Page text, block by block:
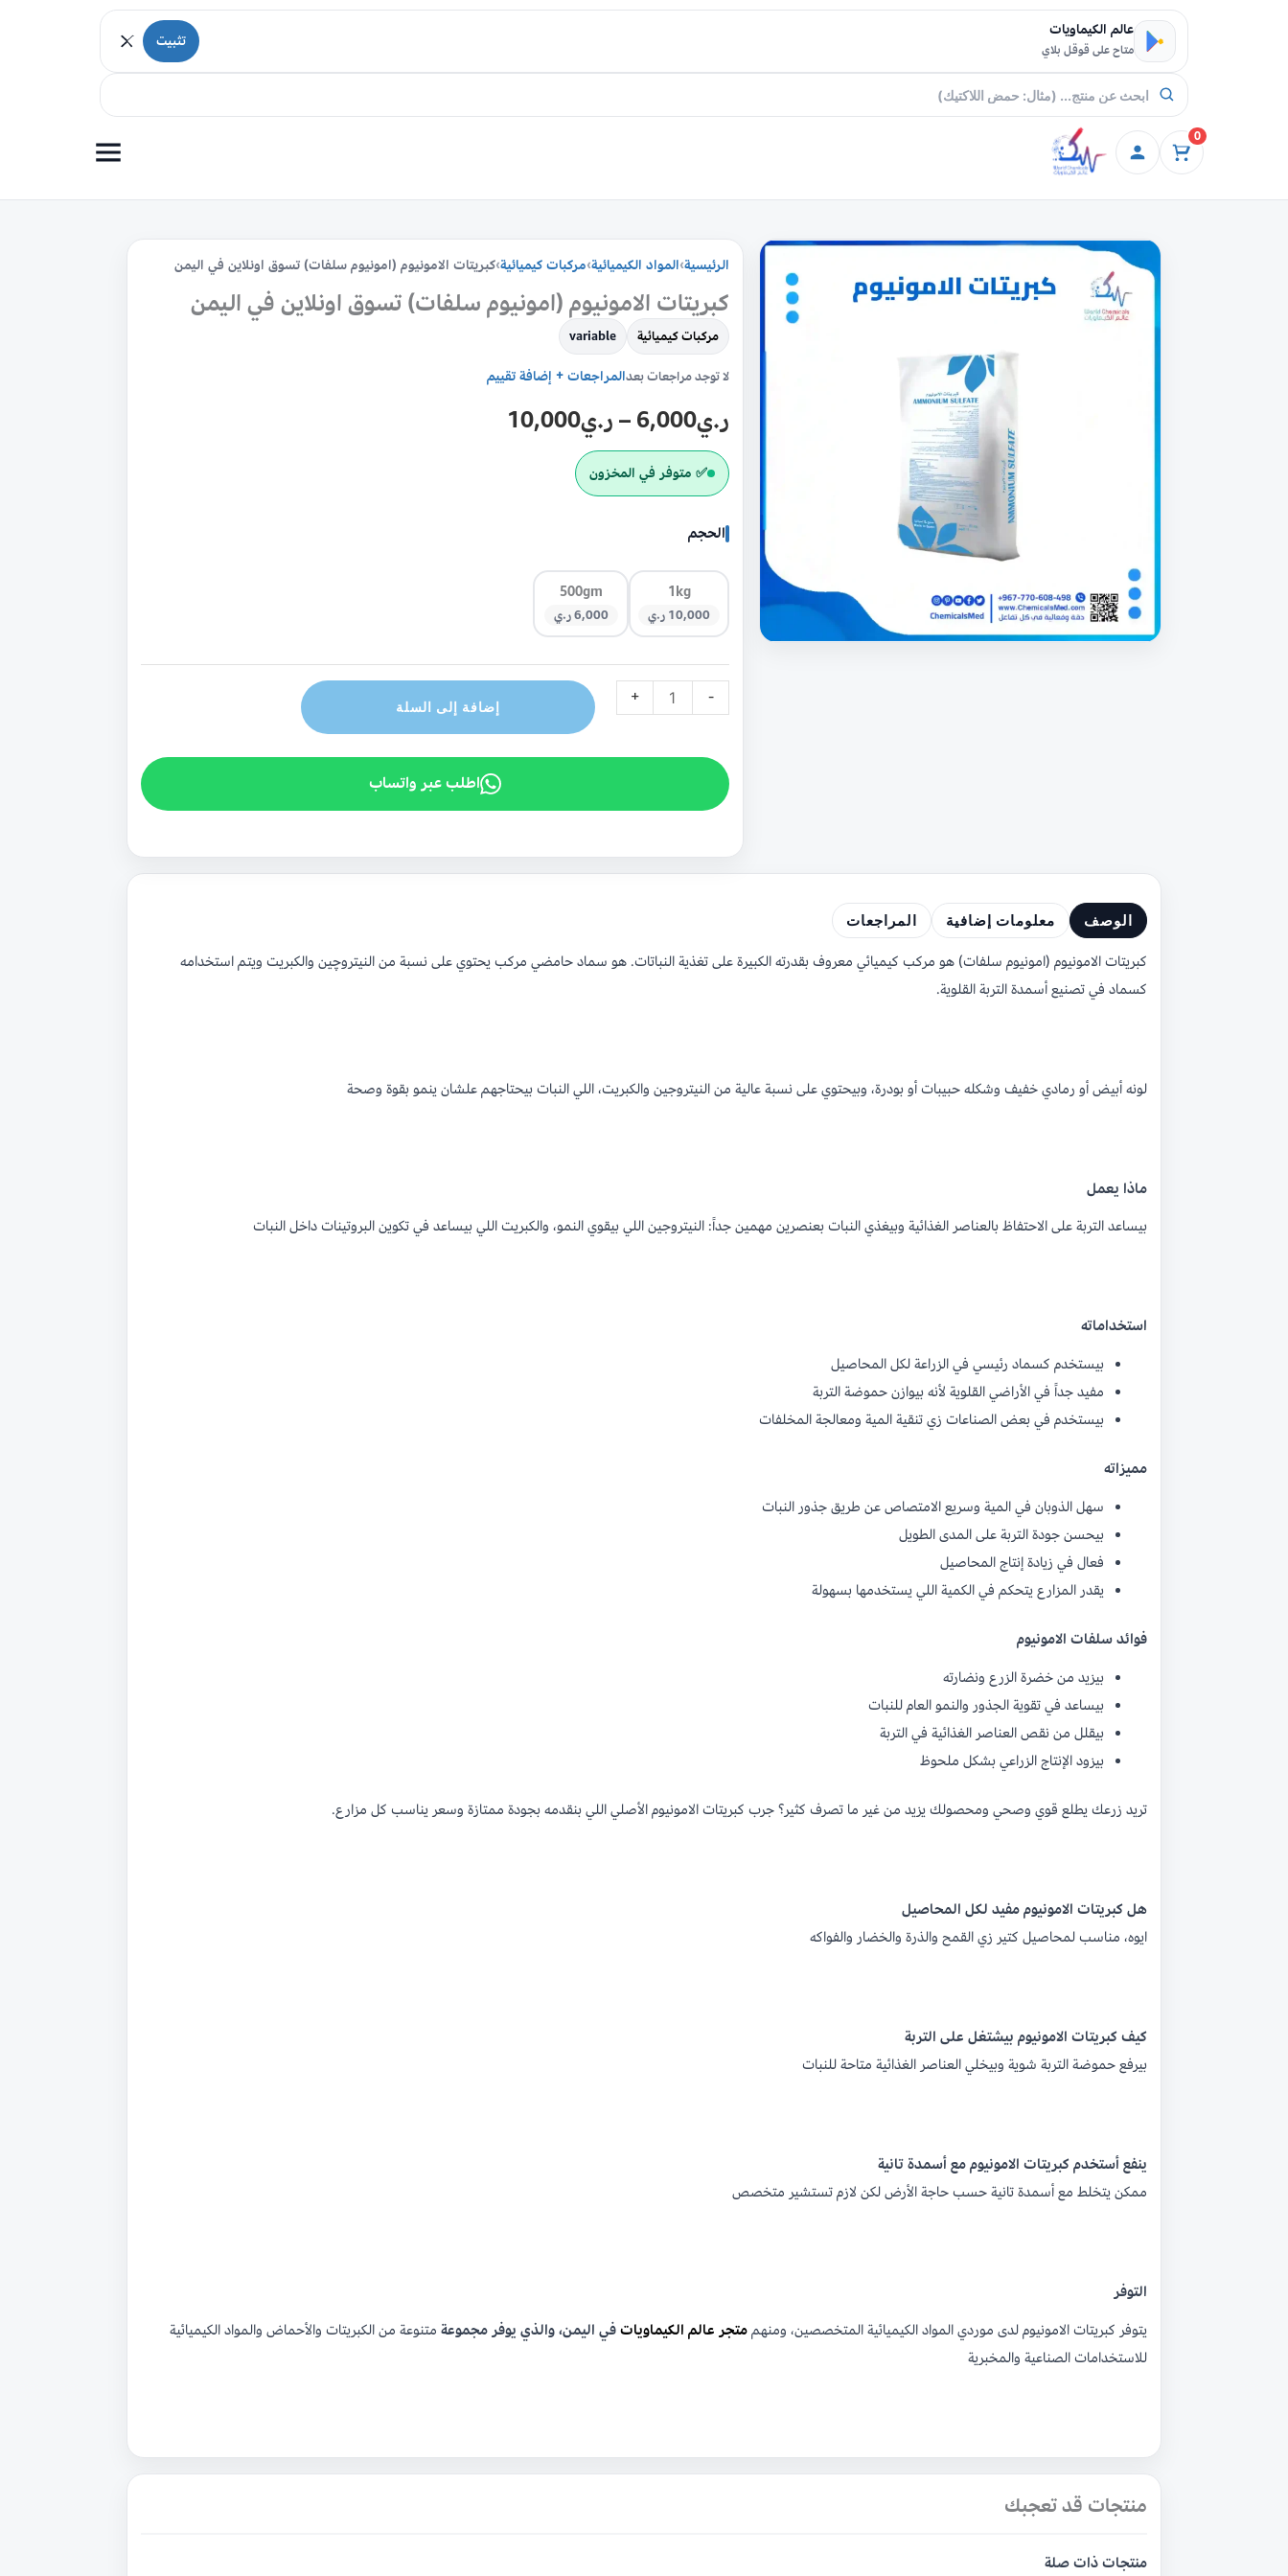
عالم الكيماويات
متاح على قوقل بلاي تثبيت
0
الرئيسية›المواد الكيميائية›مركبات كيميائية›كبريتات الامونيوم (امونيوم سلفات) تسوق اونلاين في اليمن
كبريتات الامونيوم (امونيوم سلفات) تسوق اونلاين في اليمن
مركبات كيميائية variable
لا توجد مراجعات بعدالمراجعات + إضافة تقييم
ر.ي6,000
–ر.ي10,000
✅ متوفر في المخزون
الحجم
1kg
10,000 ر.ي
500gm
6,000 ر.ي
-
كمية
كبريتات
الامونيوم
(امونيوم
سلفات)
تسوق
اونلاين
في
اليمن
+ إضافة إلى السلة
اطلب عبر واتساب
الوصف معلومات إضافية المراجعات
كبريتات الامونيوم (امونيوم سلفات) هو مركب كيميائي معروف بقدرته الكبيرة على تغذية النباتات. هو سماد حامضي مركب يحتوي على نسبة من النيتروچين والكبريت ويتم استخدامه
كسماد في تصنيع أسمدة التربة القلوية.
لونه أبيض أو رمادي خفيف وشكله حبيبات أو بودرة، وبيحتوي على نسبة عالية من النيتروجين والكبريت، اللي النبات بيحتاجهم علشان ينمو بقوة وصحة
ماذا يعمل
بيساعد التربة على الاحتفاظ بالعناصر الغذائية وبيغذي النبات بعنصرين مهمين جداً: النيتروجين اللي بيقوي النمو، والكبريت اللي بيساعد في تكوين البروتينات داخل النبات
استخداماته
بيستخدم كسماد رئيسي في الزراعة لكل المحاصيل
مفيد جداً في الأراضي القلوية لأنه بيوازن حموضة التربة
بيستخدم في بعض الصناعات زي تنقية المية ومعالجة المخلفات
مميزاته
سهل الذوبان في المية وسريع الامتصاص عن طريق جذور النبات
بيحسن جودة التربة على المدى الطويل
فعال في زيادة إنتاج المحاصيل
يقدر المزارع يتحكم في الكمية اللي يستخدمها بسهولة
فوائد سلفات الامونيوم
بيزيد من خضرة الزرع ونضارته
بيساعد في تقوية الجذور والنمو العام للنبات
بيقلل من نقص العناصر الغذائية في التربة
بيزود الإنتاج الزراعي بشكل ملحوظ
تريد زرعك يطلع قوي وصحي ومحصولك يزيد من غير ما تصرف كثير؟ جرب كبريتات الامونيوم الأصلي اللي بنقدمه بجودة ممتازة وسعر يناسب كل مزارع.
هل كبريتات الامونيوم مفيد لكل المحاصيل
ايوه، مناسب لمحاصيل كتير زي القمح والذرة والخضار والفواكه
كيف كبريتات الامونيوم بيشتغل على التربة
بيرفع حموضة التربة شوية وبيخلي العناصر الغذائية متاحة للنبات
ينفع أستخدم كبريتات الامونيوم مع أسمدة تانية
ممكن يتخلط مع أسمدة تانية حسب حاجة الأرض لكن لازم تستشير متخصص
التوفر
يتوفر كبريتات الامونيوم لدى موردي المواد الكيميائية المتخصصين، ومنهممتجر عالم الكيماوياتفي اليمن، والذي يوفر مجموعة متنوعة من الكبريتات والأحماض والمواد الكيميائية
للاستخدامات الصناعية والمخبرية
منتجات قد تعجبك
منتجات ذات صلة